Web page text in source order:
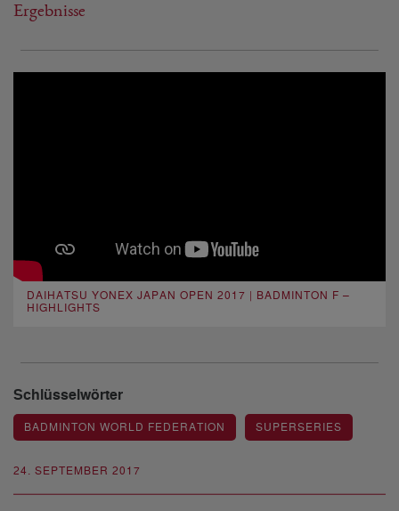
24. SEPTEMBER 2017
Ergebnisse
DAIHATSU YONEX JAPAN OPEN 2017 | BADMINTON F –
HIGHLIGHTS
Schlüsselwörter
BADMINTON WORLD FEDERATION SUPERSERIES